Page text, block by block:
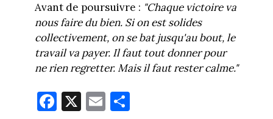
Avant de poursuivre : "Chaque victoire va
nous faire du bien. Si on est solides
collectivement, on se bat jusqu'au bout, le
travail va payer. Il faut tout donner pour
ne rien regretter. Mais il faut rester calme."
Fa X E Pa